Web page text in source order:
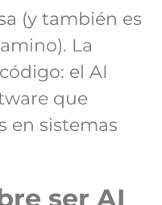
(y también es
La
el AI
que
en sistemas
ser AI